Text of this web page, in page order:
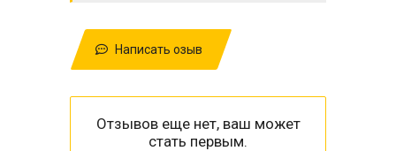
Написать озыв
Отзывов еще нет, ваш может
стать первым.